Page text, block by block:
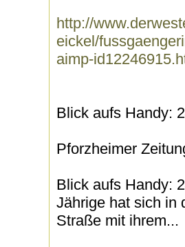
http://
eickel/
aimp-
Blick aufs Handy:
Pforzheimer
Blick aufs Handy:
Jährige hat sich in
Straße mit ihrem...